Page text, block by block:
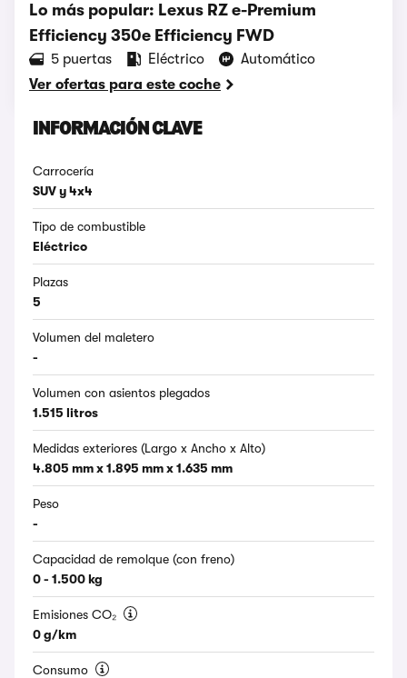
Lo más popular: Lexus RZ e-Premium
Efficiency 350e Efficiency FWD
5 puertas Eléctrico
Automático
Ver ofertas para este coche
INFORMACIÓN CLAVE
Carrocería
SUV y 4x4
Tipo de combustible
Eléctrico
Plazas
5
Volumen del maletero
-
Volumen con asientos plegados
1.515 litros
Medidas exteriores (Largo x Ancho x Alto)
4.805 mm x 1.895 mm x 1.635 mm
Peso
-
Capacidad de remolque (con freno)
0 - 1.500 kg
Emisiones CO₂
0 g/km
Consumo